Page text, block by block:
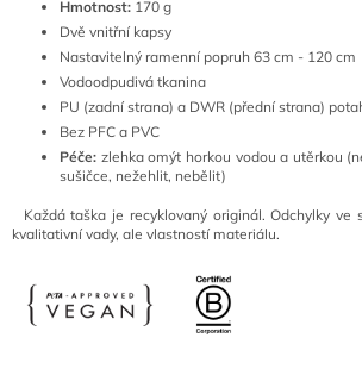
Hmotnost: 170 g
Dvě vnitřní kapsy
Nastavitelný ramenní popruh 63 cm - 120 cm
Vodoodpudivá tkanina
PU (zadní strana) a DWR (přední strana)
Bez PFC a PVC
Péče: zlehka omýt horkou vodou a utěrkou
sušičce, nežehlit, nebělit)
Každá taška je recyklovaný originál. Odchylky ve
kvalitativní vady, ale vlastností materiálu.